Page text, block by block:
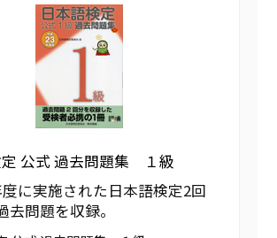
定 公式 過去問題集 １級
に実施された日本語検定2回
去問題を収録。